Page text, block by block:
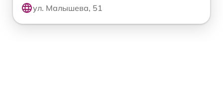
ул. Малышева, 51